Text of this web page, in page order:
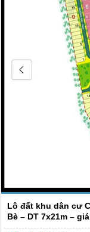
Lô đất khu dân cư
Bè – DT 7x21m –